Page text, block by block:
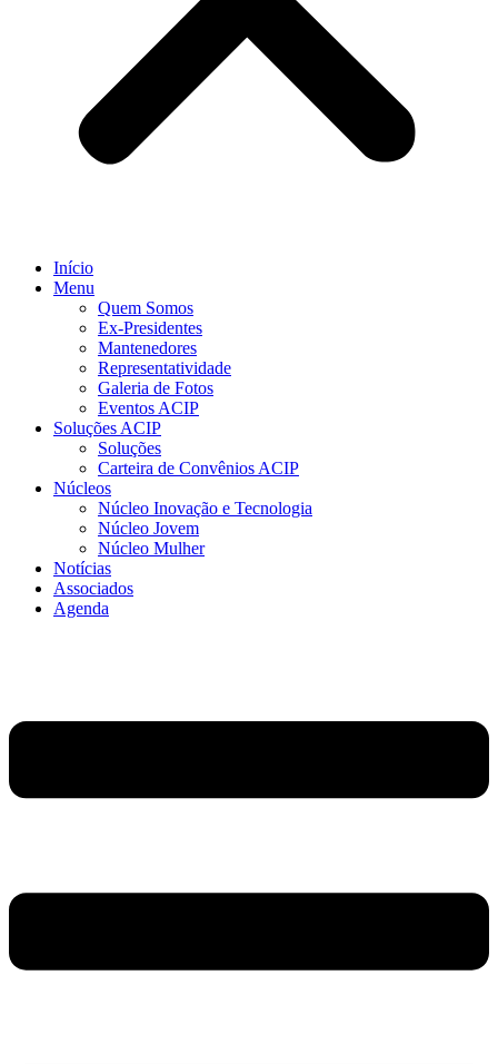
Início
Menu
Quem Somos
Ex-Presidentes
Mantenedores
Representatividade
Galeria de Fotos
Eventos ACIP
Soluções ACIP
Soluções
Carteira de Convênios ACIP
Núcleos
Núcleo Inovação e Tecnologia
Núcleo Jovem
Núcleo Mulher
Notícias
Associados
Agenda